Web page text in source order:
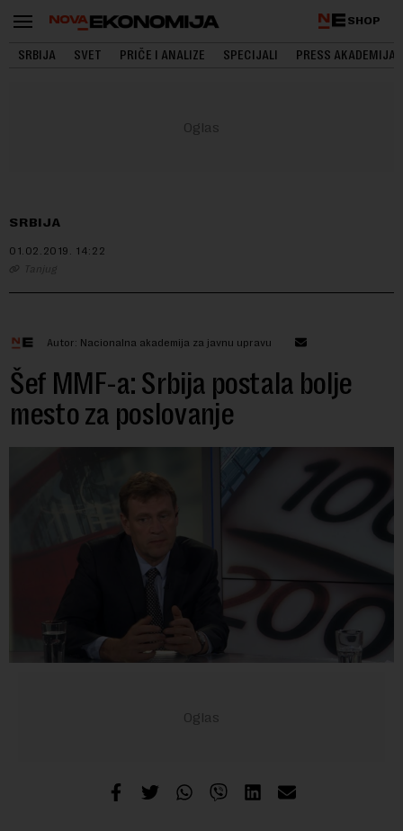
SHOP
SRBIJA SVET PRIČE I ANALIZE SPECIJALI PRESS AKADEMIJA
SRBIJA
01.02.2019. 14:22
Tanjug
Autor: Nacionalna akademija za javnu upravu
Šef MMF-a: Srbija postala bolje
mesto za poslovanje